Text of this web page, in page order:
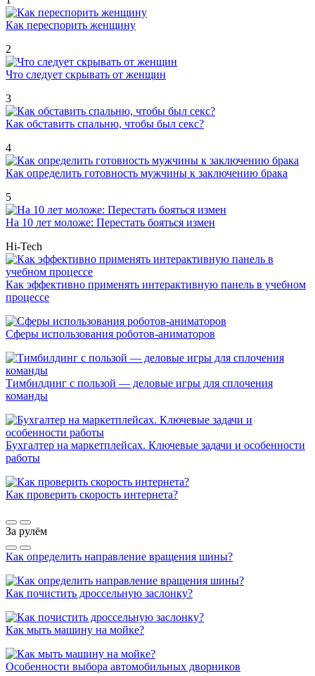
Как переспорить женщину
2
Что следует скрывать от женщин
3
Как обставить спальню, чтобы был секс?
4
Как определить готовность мужчины к заключению брака
5
На 10 лет моложе: Перестать бояться измен
Hi-Tech
Как эффективно применять интерактивную панель в учебном
процессе
Сферы использования роботов-аниматоров
Тимбилдинг с пользой — деловые игры для сплочения
команды
Бухгалтер на маркетплейсах. Ключевые задачи и особенности
работы
Как проверить скорость интернета?
За рулём
Как определить направление вращения шины?
Как почистить дроссельную заслонку?
Как мыть машину на мойке?
Особенности выбора автомобильных дворников